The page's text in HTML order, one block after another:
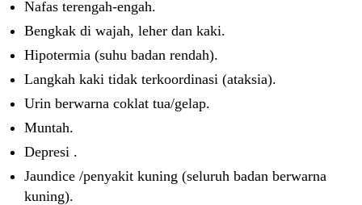
Nafas terengah-engah.
Bengkak di wajah, leher dan kaki.
Hipotermia (suhu badan rendah).
Langkah kaki tidak terkoordinasi (ataksia).
Urin berwarna coklat tua/gelap.
Muntah.
Depresi .
Jaundice /penyakit kuning (seluruh badan berwarna
kuning).